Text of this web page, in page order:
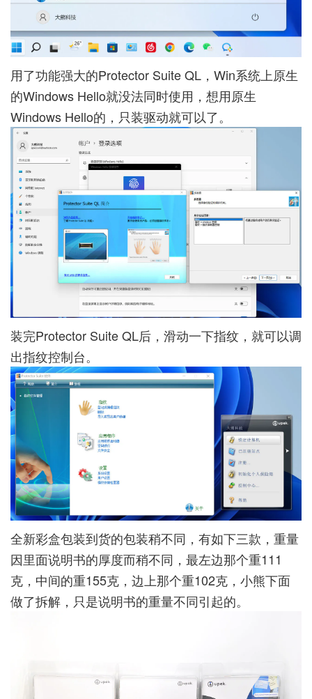
用了功能强大的Protector Suite QL，Win系统上原生
的Windows Hello就没法同时使用，想用原生
Windows Hello的，只装驱动就可以了。
装完Protector Suite QL后，滑动一下指纹，就可以调
出指纹控制台。
全新彩盒包装到货的包装稍不同，有如下三款，重量
因里面说明书的厚度而稍不同，最左边那个重111
克，中间的重155克，边上那个重102克，小熊下面
做了拆解，只是说明书的重量不同引起的。